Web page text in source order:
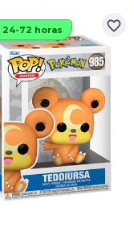
favorite_border
24-72 horas